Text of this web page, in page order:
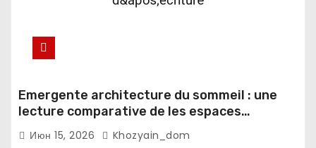
Emergente architecture du sommeil : une
lecture comparative de les espaces
domestiques et les habitudes d'ecriture
Июн 15, 2026 Khozyain_dom